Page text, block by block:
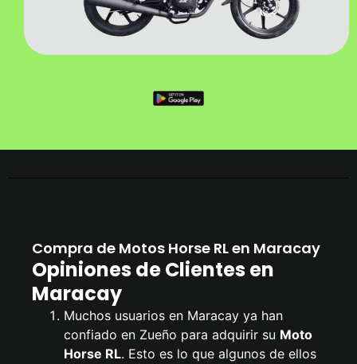
Compra de Motos Horse RL en Maracay
Opiniones de Clientes en
Maracay
Muchos usuarios en Maracay ya han
confiado en Zueño para adquirir su Moto
Horse RL. Esto es lo que algunos de ellos